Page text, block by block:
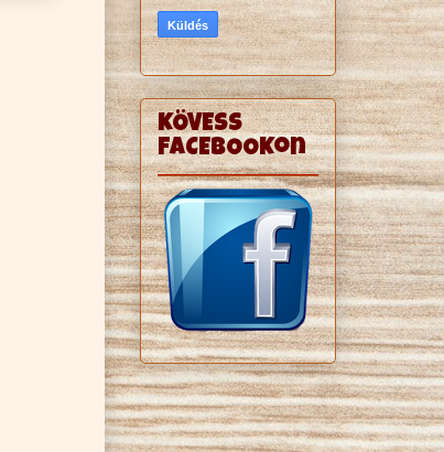
KÖVESS
FACEBOOKon